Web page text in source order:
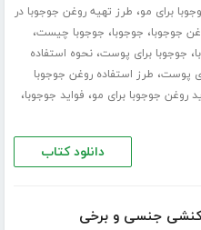
برای مو، طرز تهیه روغن جوجوبا در
جوجوبا، جوجوبا، جوجوبا چیست،
، جوجوبا برای پوست،نحوه استفاده
پوست، طرز استفاده روغن جوجوبا
روغن جوجوبا برای مو، فواید جوجوبا،
دانلود کتاب
کنشی جنسی و برخی